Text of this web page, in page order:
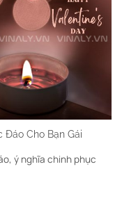
Đáo Cho Bạn Gái
ý nghĩa chinh phục